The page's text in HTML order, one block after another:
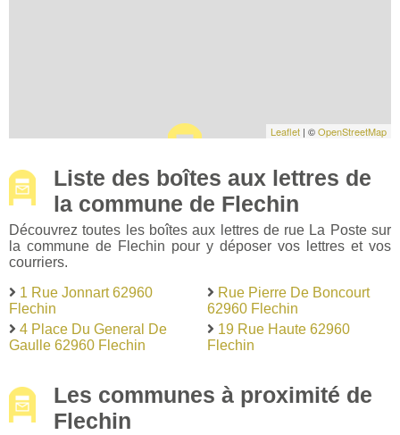
Leaflet | ©OpenStreetMap
Liste des boîtes aux lettres de
la commune de Flechin
Découvrez toutes les boîtes aux lettres de rue La Poste sur
la commune de Flechin pour y déposer vos lettres et vos
courriers.
1 Rue Jonnart 62960
Flechin
4 Place Du General De
Gaulle 62960 Flechin
Rue Pierre De Boncourt
62960 Flechin
19 Rue Haute 62960
Flechin
Les communes à proximité de
Flechin